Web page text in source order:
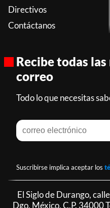
Directivos
Contáctanos
Recibe todas
correo
Todo lo que necesitas
Suscribirse implica aceptar los
El Siglo de Durango,
Dgo. México, C.P. 34000